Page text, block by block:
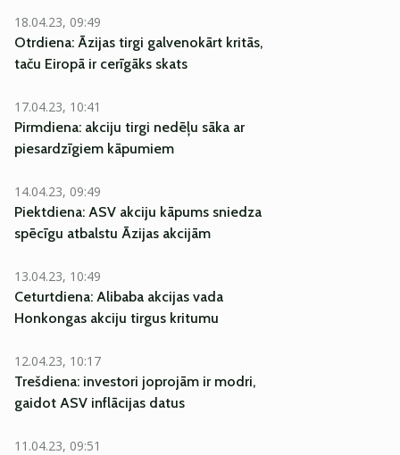
18.04.23, 09:49
Otrdiena: Āzijas tirgi galvenokārt kritās,
taču Eiropā ir cerīgāks skats
17.04.23, 10:41
Pirmdiena: akciju tirgi nedēļu sāka ar
piesardzīgiem kāpumiem
14.04.23, 09:49
Piektdiena: ASV akciju kāpums sniedza
spēcīgu atbalstu Āzijas akcijām
13.04.23, 10:49
Ceturtdiena: Alibaba akcijas vada
Honkongas akciju tirgus kritumu
12.04.23, 10:17
Trešdiena: investori joprojām ir modri,
gaidot ASV inflācijas datus
11.04.23, 09:51